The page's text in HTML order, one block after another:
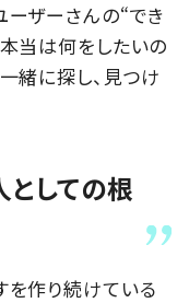
ーザーさんの“でき
当は何をしたいの
緒に探し、見つけ
としての根
を作り続けている